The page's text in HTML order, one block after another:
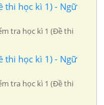
thi học kì 1) - Ngữ
tra học kì 1 (Đề thi
thi học kì 1) - Ngữ
tra học kì 1 (Đề thi